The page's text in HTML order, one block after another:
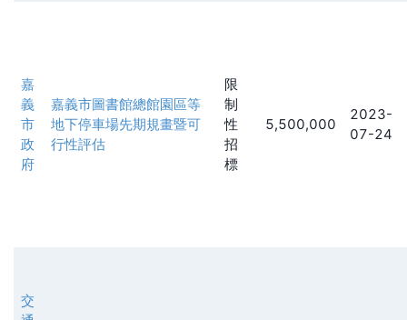
嘉
義
市
政
府
嘉義市圖書館總館園區等
地下停車場先期規畫暨可
行性評估
限
制
性
招
標
5,500,000
2023-
07-24
交